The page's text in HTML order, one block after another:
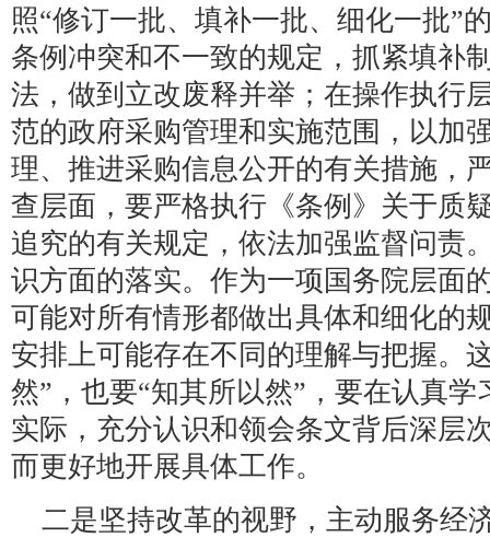
照“修订一批、填补一批、细化一批”
条例冲突和不一致的规定，抓紧填补
法，做到立改废释并举；在操作执行
范的政府采购管理和实施范围，以加
理、推进采购信息公开的有关措施，
查层面，要严格执行《条例》关于质
追究的有关规定，依法加强监督问责
识方面的落实。作为一项国务院层面
可能对所有情形都做出具体和细化的
安排上可能存在不同的理解与把握。
然”，也要“知其所以然”，要在认真
实际，充分认识和领会条文背后深层
而更好地开展具体工作。
二是坚持改革的视野，主动服务经